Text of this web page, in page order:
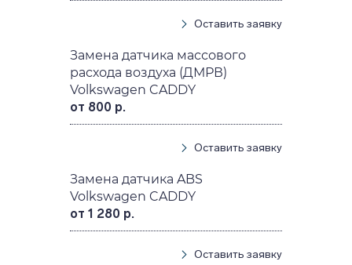
Оставить заявку
Замена датчика массового
расхода воздуха (ДМРВ)
Volkswagen CADDY
от 800 р.
Оставить заявку
Замена датчика ABS
Volkswagen CADDY
от 1 280 р.
Оставить заявку